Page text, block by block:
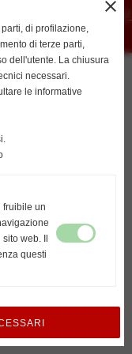
Orlando Alberto 3488502172
close
parti, di profilazione,
di terze parti,
dell'utente. La chiusura
necessari.
le informative
fruibile un
web. Il
questi